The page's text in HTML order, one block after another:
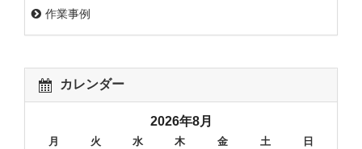
作業事例
カレンダー
2026年8月
月 火 水 木 金 土 日